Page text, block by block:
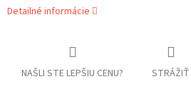
Detailné informácie
NAŠLI STE LEPŠIU CENU? STRÁŽIŤ